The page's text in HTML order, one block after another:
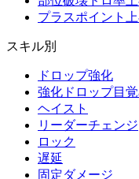
プラスポイント
スキル別
ドロップ強化
強化ドロップ目
ヘイスト
リーダーチェンジ
ロック
遅延
固定ダメージ